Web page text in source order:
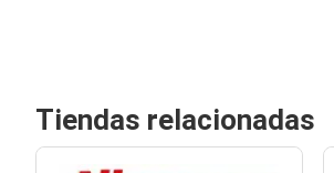
Tiendas relacionadas